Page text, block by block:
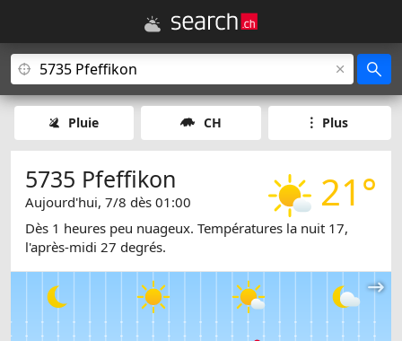
Pluie CH Plus
21°
5735 Pfeffikon
Aujourd'hui, 7/8 dès 01:00
Dès 1 heures peu nuageux. Températures la nuit 17,
l'après-midi 27 degrés.